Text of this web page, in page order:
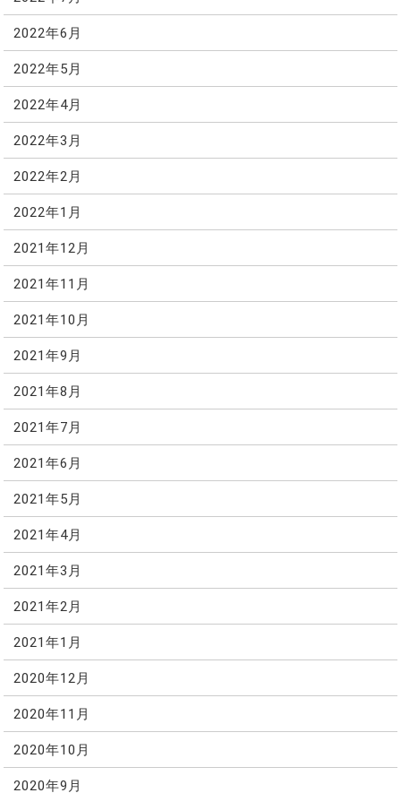
2022年6月
2022年5月
2022年4月
2022年3月
2022年2月
2022年1月
2021年12月
2021年11月
2021年10月
2021年9月
2021年8月
2021年7月
2021年6月
2021年5月
2021年4月
2021年3月
2021年2月
2021年1月
2020年12月
2020年11月
2020年10月
2020年9月